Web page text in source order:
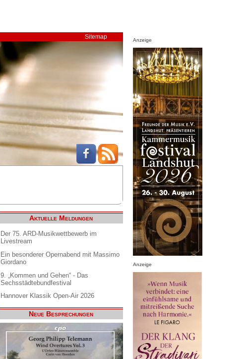
Sitemap
Aktuelle Meldungen
Der 75. ARD-Musikwettbewerb im
Livestream
Ein besonderer Opernabend mit Massimo
Giordano
9. „Kommen und Gehen“ - Das
Sechsstädtebundfestival
Hannover Klassik Open-Air 2026
Neue Besprechungen
Anzeige
Anzeige